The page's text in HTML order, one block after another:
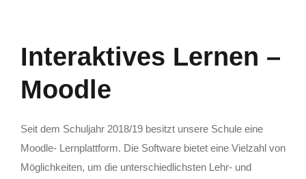
Interaktives Lernen –
Moodle
Seit dem Schuljahr 2018/19 besitzt unsere Schule eine
Moodle- Lernplattform. Die Software bietet eine Vielzahl von
Möglichkeiten, um die unterschiedlichsten Lehr- und